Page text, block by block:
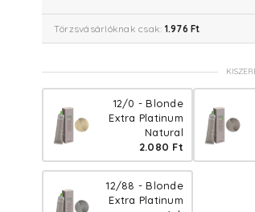
Törzsvásárlóknak csak: 1.976 Ft
12/0 - Blonde
Extra Platinum
Natural
2.080 Ft
12/88 - Blonde
Extra Platinum